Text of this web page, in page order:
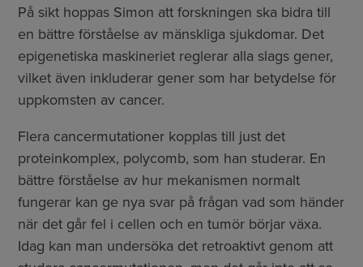
På sikt hoppas Simon att forskningen ska bidra till
en bättre förståelse av mänskliga sjukdomar. Det
epigenetiska maskineriet reglerar alla slags gener,
vilket även inkluderar gener som har betydelse för
uppkomsten av cancer.
Flera cancermutationer kopplas till just det
proteinkomplex, polycomb, som han studerar. En
bättre förståelse av hur mekanismen normalt
fungerar kan ge nya svar på frågan vad som händer
när det går fel i cellen och en tumör börjar växa.
Idag kan man undersöka det retroaktivt genom att